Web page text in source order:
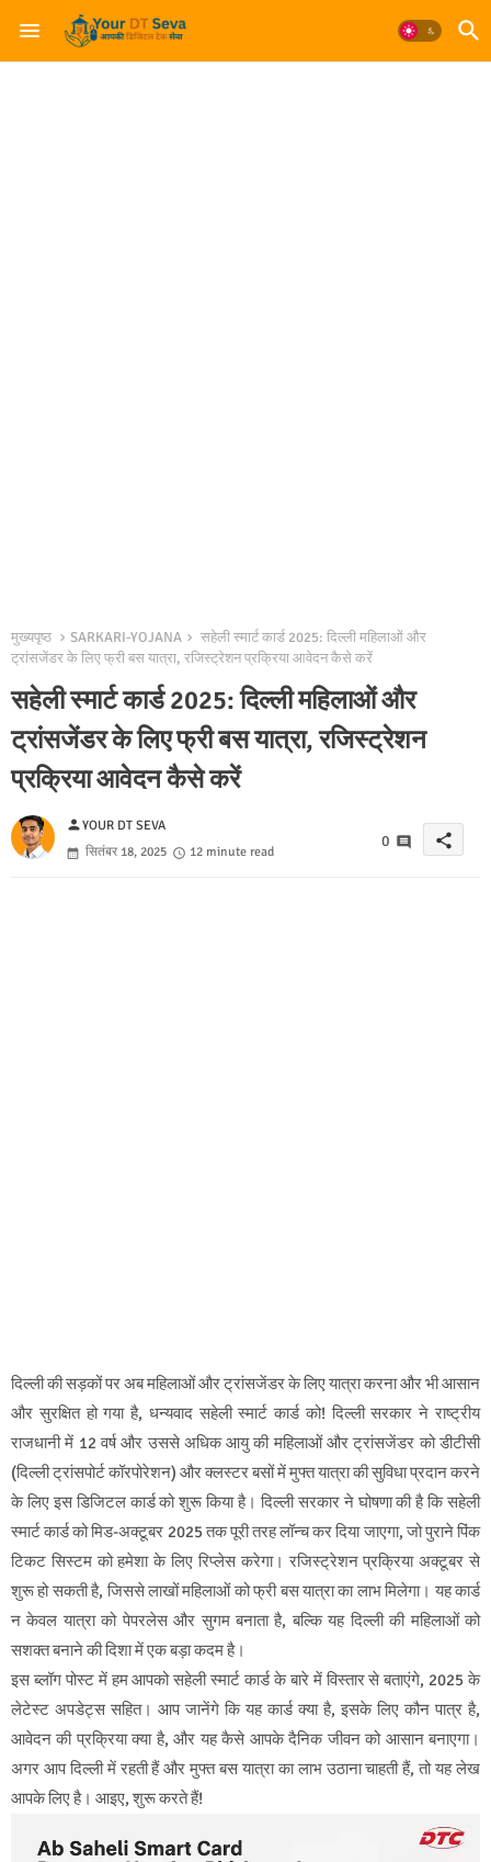
मुख्यपृष्ठ SARKARI-YOJANA
सहेली स्मार्ट कार्ड 2025: दिल्ली महिलाओं और
ट्रांसजेंडर के लिए फ्री बस यात्रा, रजिस्ट्रेशन प्रक्रिया आवेदन कैसे करें
सहेली स्मार्ट कार्ड 2025: दिल्ली महिलाओं और
ट्रांसजेंडर के लिए फ्री बस यात्रा, रजिस्ट्रेशन
प्रक्रिया आवेदन कैसे करें
personYOUR DT SEVA
सितंबर 18, 2025
12 minute read
0 share
दिल्ली की सड़कों पर अब महिलाओं और ट्रांसजेंडर के लिए यात्रा करना और भी आसान
और सुरक्षित हो गया है, धन्यवाद सहेली स्मार्ट कार्ड को! दिल्ली सरकार ने राष्ट्रीय
राजधानी में 12 वर्ष और उससे अधिक आयु की महिलाओं और ट्रांसजेंडर को डीटीसी
(दिल्ली ट्रांसपोर्ट कॉरपोरेशन) और क्लस्टर बसों में मुफ्त यात्रा की सुविधा प्रदान करने
के लिए इस डिजिटल कार्ड को शुरू किया है। दिल्ली सरकार ने घोषणा की है कि सहेली
स्मार्ट कार्ड को मिड-अक्टूबर 2025 तक पूरी तरह लॉन्च कर दिया जाएगा, जो पुराने पिंक
टिकट सिस्टम को हमेशा के लिए रिप्लेस करेगा। रजिस्ट्रेशन प्रक्रिया अक्टूबर से
शुरू हो सकती है, जिससे लाखों महिलाओं को फ्री बस यात्रा का लाभ मिलेगा। यह कार्ड
न केवल यात्रा को पेपरलेस और सुगम बनाता है, बल्कि यह दिल्ली की महिलाओं को
सशक्त बनाने की दिशा में एक बड़ा कदम है।
इस ब्लॉग पोस्ट में हम आपको सहेली स्मार्ट कार्ड के बारे में विस्तार से बताएंगे, 2025 के
लेटेस्ट अपडेट्स सहित। आप जानेंगे कि यह कार्ड क्या है, इसके लिए कौन पात्र है,
आवेदन की प्रक्रिया क्या है, और यह कैसे आपके दैनिक जीवन को आसान बनाएगा।
अगर आप दिल्ली में रहती हैं और मुफ्त बस यात्रा का लाभ उठाना चाहती हैं, तो यह लेख
आपके लिए है। आइए, शुरू करते हैं!